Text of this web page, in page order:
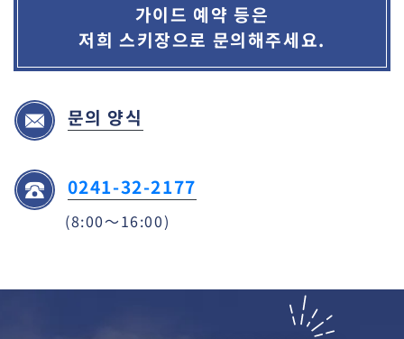
가이드 예약 등은
저희 스키장으로 문의해주세요.
문의 양식
0241-32-2177
(8:00～16:00)